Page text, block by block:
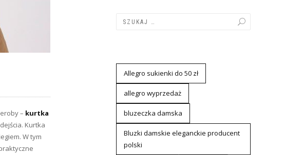
– kurtka
Kurtka
W tym
Allegro sukienki do 50 zł
allegro wyprzedaż
bluzeczka damska
Bluzki damskie eleganckie producent
polski